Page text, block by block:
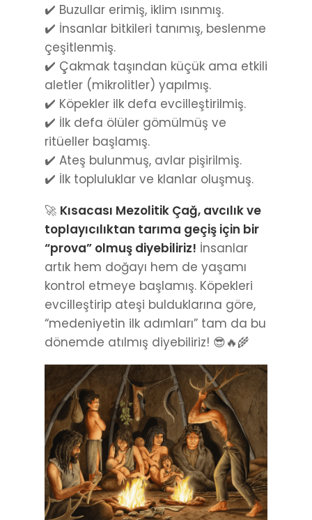
✔️ Buzullar erimiş, iklim ısınmış.
✔️ İnsanlar bitkileri tanımış, beslenme
çeşitlenmiş.
✔️ Çakmak taşından küçük ama etkili
aletler (mikrolitler) yapılmış.
✔️ Köpekler ilk defa evcilleştirilmiş.
✔️ İlk defa ölüler gömülmüş ve
ritüeller başlamış.
✔️ Ateş bulunmuş, avlar pişirilmiş.
✔️ İlk topluluklar ve klanlar oluşmuş.
🚀 Kısacası Mezolitik Çağ, avcılık ve
toplayıcılıktan tarıma geçiş için bir
“prova” olmuş diyebiliriz! İnsanlar
artık hem doğayı hem de yaşamı
kontrol etmeye başlamış. Köpekleri
evcilleştirip ateşi bulduklarına göre,
“medeniyetin ilk adımları” tam da bu
dönemde atılmış diyebiliriz! 😎🔥🌾